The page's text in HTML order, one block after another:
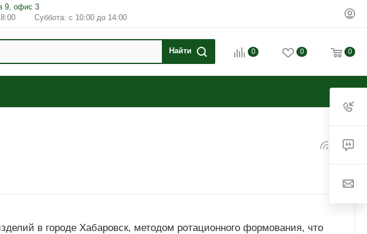
9, офис 3
Суббота: с 10:00 до 14:00
0 0 0
в городе Хабаровск, методом ротационного формования, что